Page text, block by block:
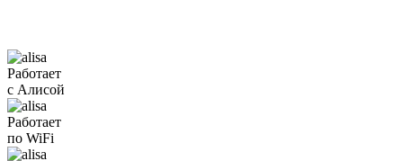
Работает
с Алисой
Работает
по WiFi